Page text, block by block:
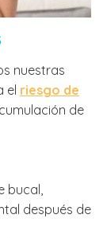
nuestras
el riesgo de
de
bucal,
después de